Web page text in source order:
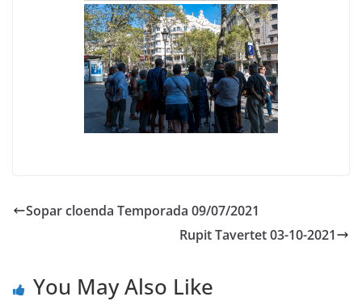
Sopar cloenda Temporada 09/07/2021
Rupit Tavertet 03-10-2021
You May Also Like